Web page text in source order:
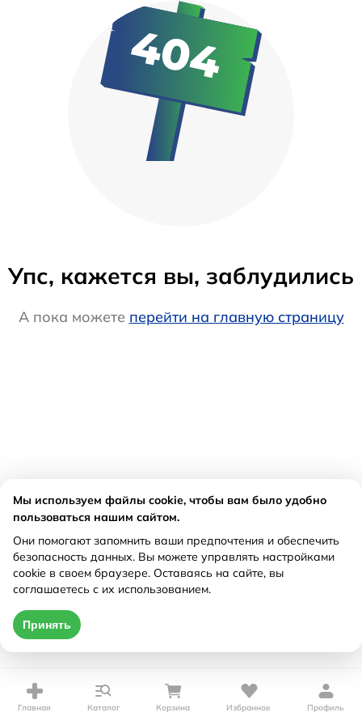
Упс, кажется вы, заблудились
А пока можете перейти на главную страницу
Главная Каталог Корзина Избранное Профиль
Мы используем файлы cookie, чтобы вам было удобно
пользоваться нашим сайтом.
Они помогают запомнить ваши предпочтения и обеспечить
безопасность данных. Вы можете управлять настройками
cookie в своем браузере. Оставаясь на сайте, вы
соглашаетесь с их использованием.
Принять